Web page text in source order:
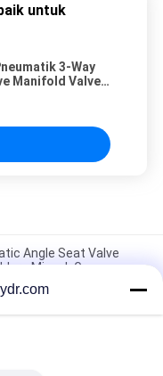
untuk
3-Way
Manifold Valve
Angle Seat Valve
Minyak Gas
2 Way Stainless
Minyak Udara Nitrogen
Valve Jenis Angle